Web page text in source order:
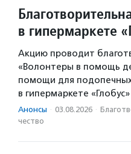
в гипермаркете
Акцию проводит
«Волонтеры в помощь
помощи для
в гипермаркете
Анонсы · 03.08.2026 ·
чест­во